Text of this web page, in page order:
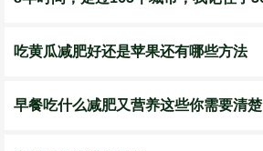
吃黄瓜减肥好还是苹果还有哪些方法
早餐吃什么减肥又营养这些你需要清楚